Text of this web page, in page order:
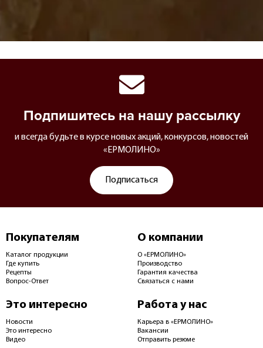
Подпишитесь на нашу рассылку
и всегда будьте в курсе новых акций, конкурсов, новостей
«ЕРМОЛИНО»
Подписаться
Покупателям
Каталог продукции
Где купить
Рецепты
Вопрос-Ответ
О компании
О «ЕРМОЛИНО»
Производство
Гарантия качества
Связаться с нами
Это интересно
Новости
Это интересно
Видео
Работа у нас
Карьера в «ЕРМОЛИНО»
Вакансии
Отправить резюме